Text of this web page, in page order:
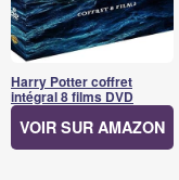
Harry Potter coffret
intégral 8 films DVD
VOIR SUR AMAZON